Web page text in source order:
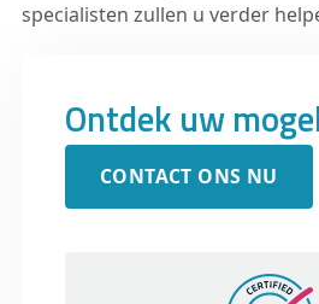
specialisten zullen u verder
Ontdek uw
CONTACT ONS NU